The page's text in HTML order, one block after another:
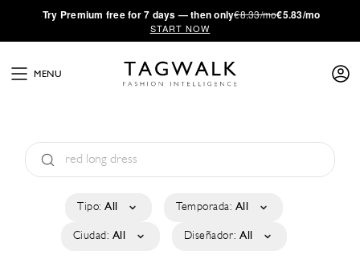
·Try Premium free for 7 days — then only€8.33/mo€5.83/mo
START NOW
MENU
Tipo: All Temporada: All
Ciudad: All Diseñador: All